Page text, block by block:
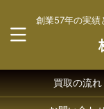
創業57年の実績
買取の流れ